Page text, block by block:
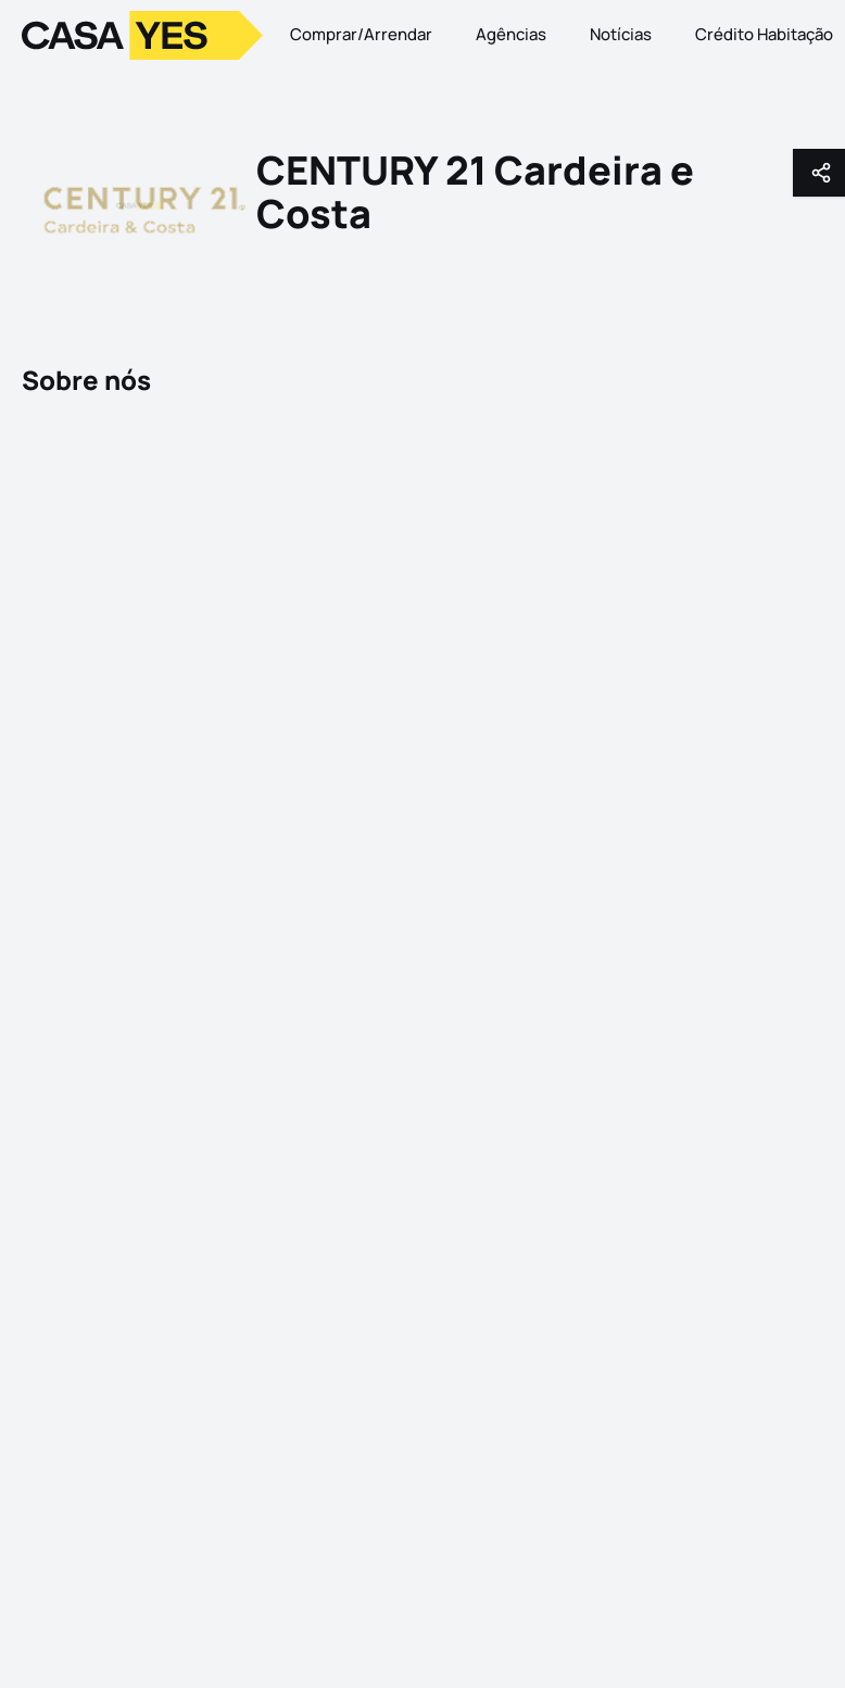
LogoIr para a homepage Comprar/Arrendar Agências Notícias Crédito Habitação
CENTURY 21 Cardeira e
Costa
Sobre nós